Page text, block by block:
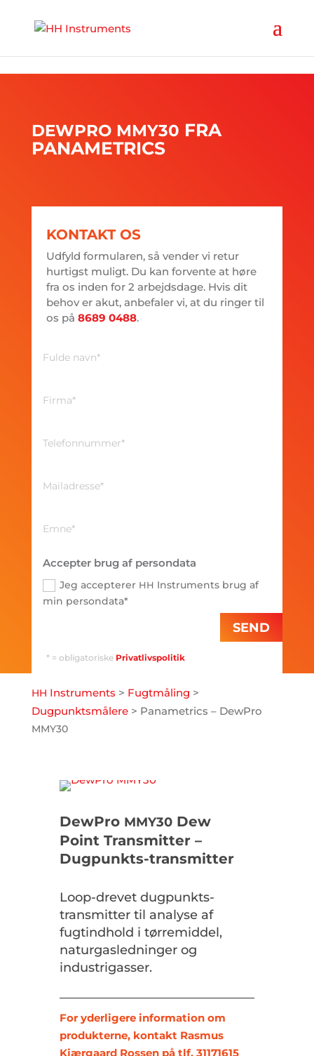
DEWPRO MMY30 FRA
PANAMETRICS
KONTAKT OS
Udfyld formularen, så vender vi retur
hurtigst muligt. Du kan forvente at høre
fra os inden for 2 arbejdsdage. Hvis dit
behov er akut, anbefaler vi, at du ringer til
os på 8689 0488.
Accepter brug af persondata
Jeg accepterer HH Instruments brug af
min persondata*
SEND
* = obligatoriske Privatlivspolitik
HH Instruments > Fugtmåling >
Dugpunktsmålere> Panametrics – DewPro
MMY30
DewPro MMY30Dew
Point Transmitter –
Dugpunkts-transmitter
Loop-drevet dugpunkts-
transmitter til analyse af
fugtindhold i tørremiddel,
naturgasledninger og
industrigasser.
For yderligere information om
produkterne, kontakt Rasmus
Kjærgaard Rossen på tlf. 31171615